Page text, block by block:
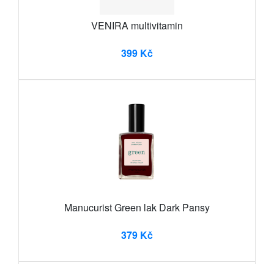
VENIRA multivitamin
399 Kč
Manucurist Green lak Dark Pansy
379 Kč